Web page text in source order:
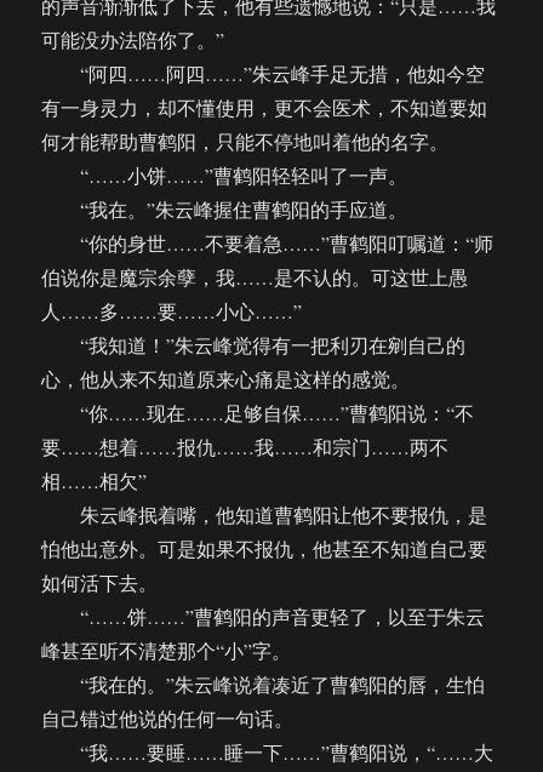
的声音渐渐低了下去，他有些遗憾地说：“只是……我
可能没办法陪你了。”
“阿四……阿四……”朱云峰手足无措，他如今空
有一身灵力，却不懂使用，更不会医术，不知道要如
何才能帮助曹鹤阳，只能不停地叫着他的名字。
“……小饼……”曹鹤阳轻轻叫了一声。
“我在。”朱云峰握住曹鹤阳的手应道。
“你的身世……不要着急……”曹鹤阳叮嘱道：“师
伯说你是魔宗余孽，我……是不认的。可这世上愚
人……多……要……小心……”
“我知道！”朱云峰觉得有一把利刃在剜自己的
心，他从来不知道原来心痛是这样的感觉。
“你……现在……足够自保……”曹鹤阳说：“不
要……想着……报仇……我……和宗门……两不
相……相欠”
朱云峰抿着嘴，他知道曹鹤阳让他不要报仇，是
怕他出意外。可是如果不报仇，他甚至不知道自己要
如何活下去。
“……饼……”曹鹤阳的声音更轻了，以至于朱云
峰甚至听不清楚那个“小”字。
“我在的。”朱云峰说着凑近了曹鹤阳的唇，生怕
自己错过他说的任何一句话。
“我……要睡……睡一下……”曹鹤阳说，“……大